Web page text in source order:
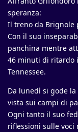
speranza:
Il treno da Brignole
Con il suo
panchina mentre
46 minuti di ritardo
Tennessee.
Da lunedì si gode
vista sui campi di
Ogni tanto il suo
riflessioni sulle voci